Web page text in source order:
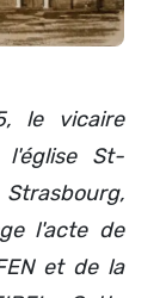
le vicaire
l'église St-
l'acte de
et de la